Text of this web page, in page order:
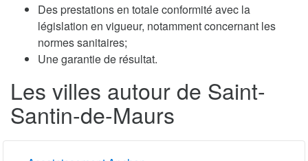
Des prestations en totale conformité avec la
législation en vigueur, notamment concernant les
normes sanitaires;
Une garantie de résultat.
Les villes autour de Saint-
Santin-de-Maurs